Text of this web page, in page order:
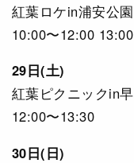
紅葉ロケin浦安公園
10:00〜12:00
29日(土)
紅葉ピクニックin
12:00〜13:30
30日(日)